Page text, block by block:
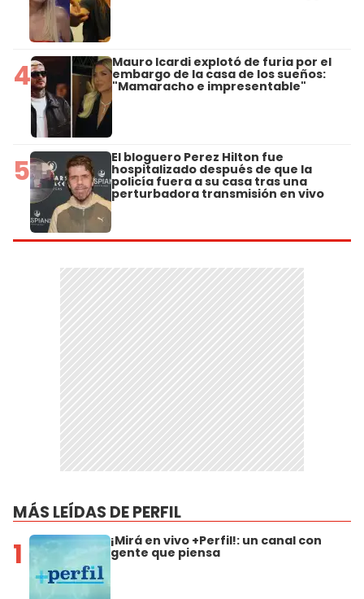
4 Mauro Icardi explotó de furia por el
embargo de la casa de los sueños:
"Mamaracho e impresentable"
5 El bloguero Perez Hilton fue
hospitalizado después de que la
policía fuera a su casa tras una
perturbadora transmisión en vivo
MÁS LEÍDAS DE PERFIL
1 ¡Mirá en vivo +Perfil!: un canal con
gente que piensa